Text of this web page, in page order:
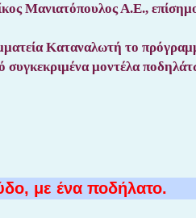
Μανιατόπουλος Α.Ε.,
Καταναλωτή το
μοντέλα
με ένα ποδήλατο.